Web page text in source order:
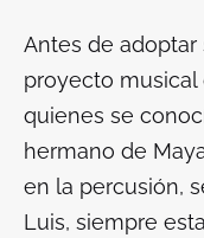
Antes de
proyecto musical
quienes se
hermano de
en la percusión,
Luis, siempre